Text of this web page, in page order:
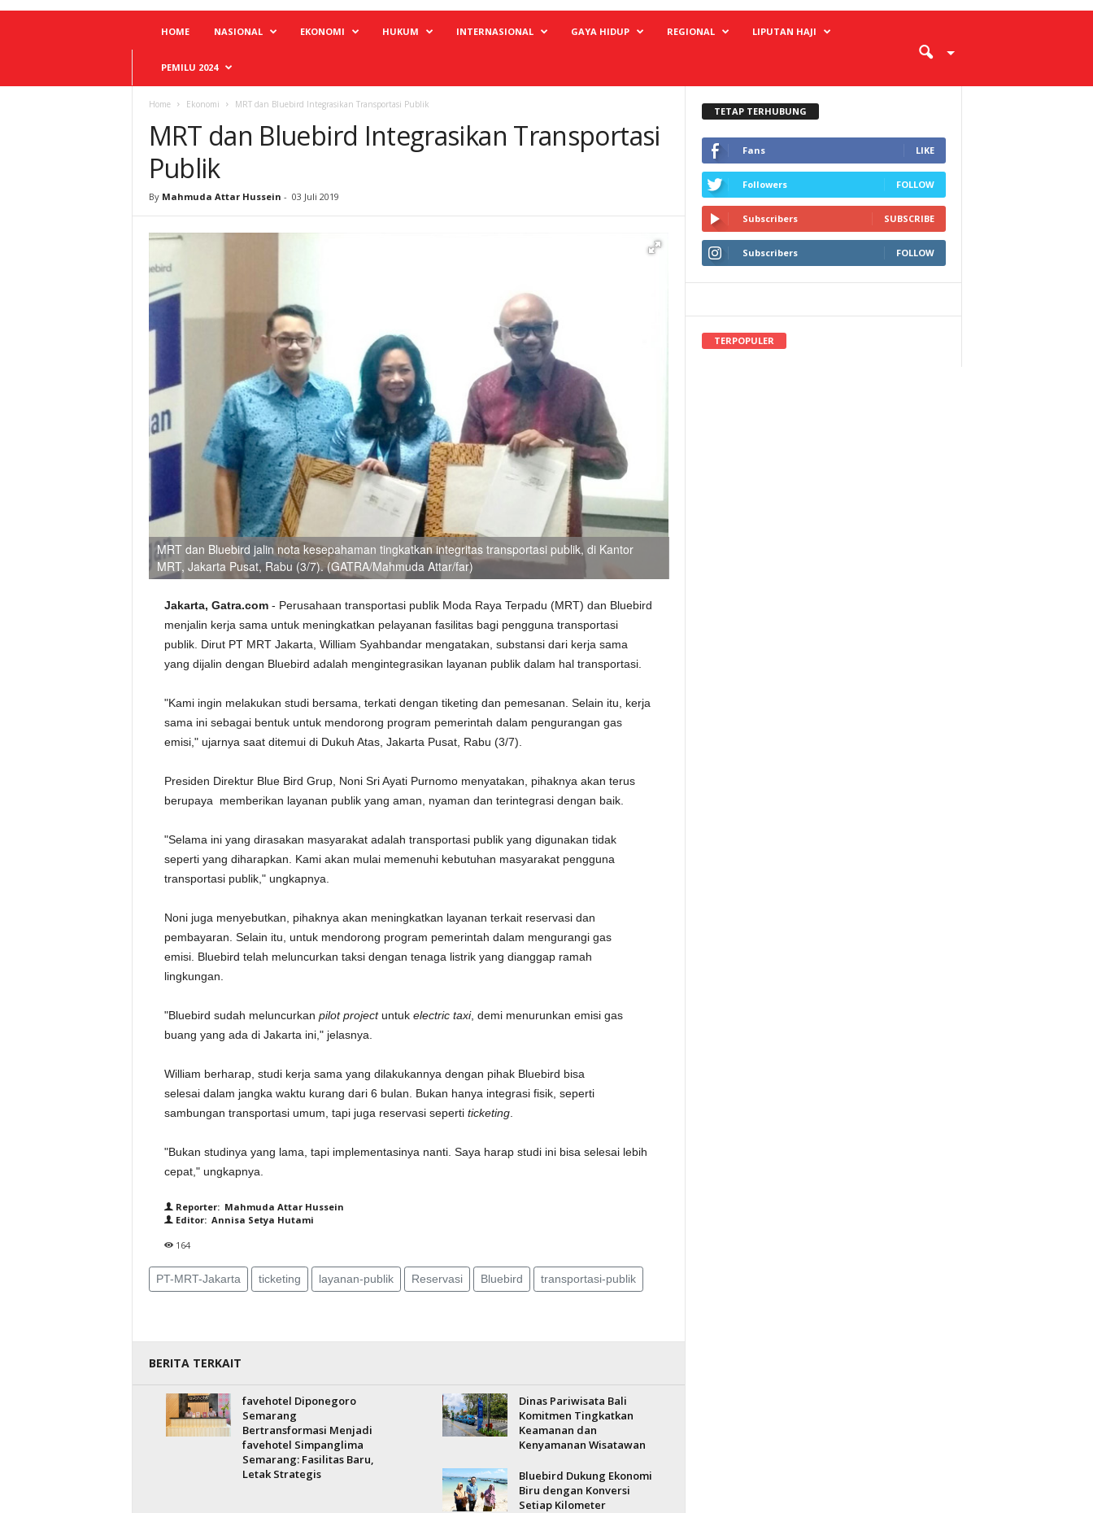
HOME NASIONAL EKONOMI HUKUM INTERNASIONAL GAYA HIDUP REGIONAL LIPUTAN HAJI
PEMILU 2024
Home Ekonomi MRT dan Bluebird Integrasikan Transportasi Publik
MRT dan Bluebird Integrasikan Transportasi
Publik
By Mahmuda Attar Hussein - 03 Juli 2019
MRT dan Bluebird jalin nota kesepahaman tingkatkan integritas transportasi publik, di Kantor
MRT, Jakarta Pusat, Rabu (3/7). (GATRA/Mahmuda Attar/far)
Jakarta, Gatra.com- Perusahaan transportasi publik Moda Raya Terpadu (MRT) dan Bluebird
menjalin kerja sama untuk meningkatkan pelayanan fasilitas bagi pengguna transportasi
publik. Dirut PT MRT Jakarta, William Syahbandar mengatakan, substansi dari kerja sama
yang dijalin dengan Bluebird adalah mengintegrasikan layanan publik dalam hal transportasi.
"Kami ingin melakukan studi bersama, terkati dengan tiketing dan pemesanan. Selain itu, kerja
sama ini sebagai bentuk untuk mendorong program pemerintah dalam pengurangan gas
emisi," ujarnya saat ditemui di Dukuh Atas, Jakarta Pusat, Rabu (3/7).
Presiden Direktur Blue Bird Grup, Noni Sri Ayati Purnomo menyatakan, pihaknya akan terus
berupaya memberikan layanan publik yang aman, nyaman dan terintegrasi dengan baik.
"Selama ini yang dirasakan masyarakat adalah transportasi publik yang digunakan tidak
seperti yang diharapkan. Kami akan mulai memenuhi kebutuhan masyarakat pengguna
transportasi publik," ungkapnya.
Noni juga menyebutkan, pihaknya akan meningkatkan layanan terkait reservasi dan
pembayaran. Selain itu, untuk mendorong program pemerintah dalam mengurangi gas
emisi. Bluebird telah meluncurkan taksi dengan tenaga listrik yang dianggap ramah
lingkungan.
"Bluebird sudah meluncurkan pilot project untuk electric taxi, demi menurunkan emisi gas
buang yang ada di Jakarta ini," jelasnya.
William berharap, studi kerja sama yang dilakukannya dengan pihak Bluebird bisa
selesai dalam jangka waktu kurang dari 6 bulan. Bukan hanya integrasi fisik, seperti
sambungan transportasi umum, tapi juga reservasi seperti ticketing.
"Bukan studinya yang lama, tapi implementasinya nanti. Saya harap studi ini bisa selesai lebih
cepat," ungkapnya.
Reporter: Mahmuda Attar Hussein
Editor: Annisa Setya Hutami
164
PT-MRT-Jakarta ticketing layanan-publik Reservasi Bluebird transportasi-publik
BERITA TERKAIT
favehotel Diponegoro
Semarang
Bertransformasi Menjadi
favehotel Simpanglima
Semarang: Fasilitas Baru,
Letak Strategis
Dinas Pariwisata Bali
Komitmen Tingkatkan
Keamanan dan
Kenyamanan Wisatawan
Bluebird Dukung Ekonomi
Biru dengan Konversi
Setiap Kilometer
TETAP TERHUBUNG
Fans LIKE
Followers FOLLOW
Subscribers SUBSCRIBE
Subscribers FOLLOW